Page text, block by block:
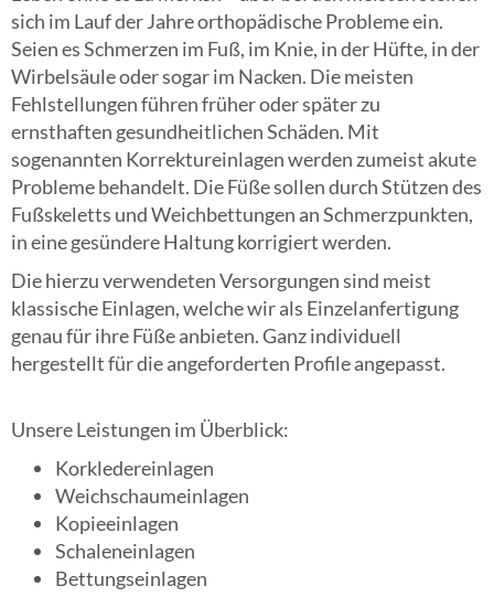
sich im Lauf der Jahre orthopädische Probleme ein.
Seien es Schmerzen im Fuß, im Knie, in der Hüfte, in der
Wirbelsäule oder sogar im Nacken. Die meisten
Fehlstellungen führen früher oder später zu
ernsthaften gesundheitlichen Schäden. Mit
sogenannten Korrektureinlagen werden zumeist akute
Probleme behandelt. Die Füße sollen durch Stützen des
Fußskeletts und Weichbettungen an Schmerzpunkten,
in eine gesündere Haltung korrigiert werden.
Die hierzu verwendeten Versorgungen sind meist
klassische Einlagen, welche wir als Einzelanfertigung
genau für ihre Füße anbieten. Ganz individuell
hergestellt für die angeforderten Profile angepasst.
Unsere Leistungen im Überblick:
Korkledereinlagen
Weichschaumeinlagen
Kopieeinlagen
Schaleneinlagen
Bettungseinlagen